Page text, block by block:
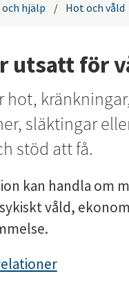
hjälp / Hot och våld
utsatt för
hot,
släktingar
stöd att få.
kan handla om
våld,